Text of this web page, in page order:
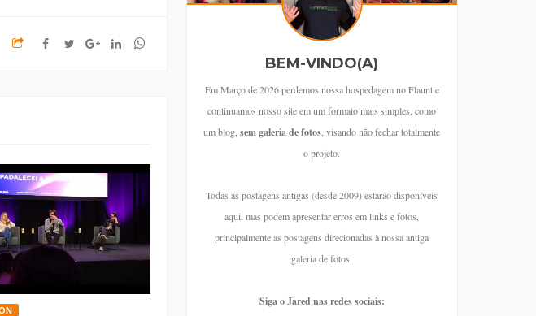
BEM-VINDO(A)
Em Março de 2026 perdemos nossa hospedagem no Flaunt e
continuamos nosso site em um formato mais simples, como
um blog,sem galeria de fotos, visando não fechar totalmente
o projeto.
Todas as postagens antigas (desde 2009) estarão disponíveis
aqui, mas podem apresentar erros em links e fotos,
principalmente as postagens direcionadas à nossa antiga
galeria de fotos.
Siga o Jared nas redes sociais: